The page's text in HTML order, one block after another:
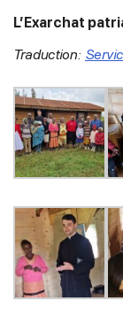
L’Exarchat
Traduction: